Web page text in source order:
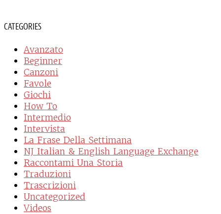
CATEGORIES
Avanzato
Beginner
Canzoni
Favole
Giochi
How To
Intermedio
Intervista
La Frase Della Settimana
NJ Italian & English Language Exchange
Raccontami Una Storia
Traduzioni
Trascrizioni
Uncategorized
Videos